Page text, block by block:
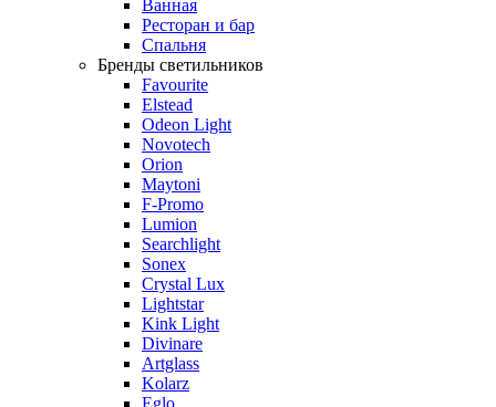
Ванная
Ресторан и бар
Спальня
Бренды светильников
Favourite
Elstead
Odeon Light
Novotech
Orion
Maytoni
F-Promo
Lumion
Searchlight
Sonex
Crystal Lux
Lightstar
Kink Light
Divinare
Artglass
Kolarz
Eglo